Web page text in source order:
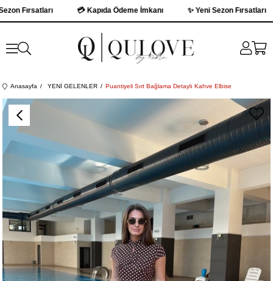
Fırsatları 💳 Kapıda Ödeme İmkanı ✨ Yeni Sezon Fırsatları
Anasayfa YENİ GELENLER Puantiyeli Sırt Bağlama Detaylı Kahve Elbise